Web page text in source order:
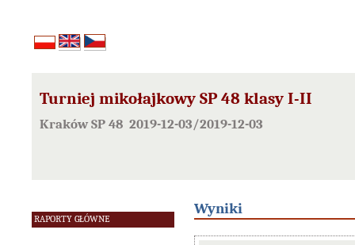
Turniej mikołajkowy SP 48 klasy I-II
Kraków SP 48 2019-12-03/2019-12-03
RAPORTY GŁÓWNE
Wyniki